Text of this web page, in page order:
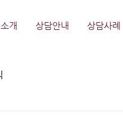
소개 상담안내 상담사례